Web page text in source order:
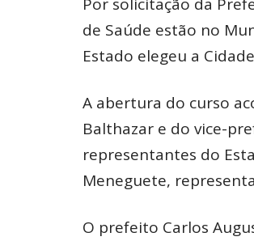
de Saúde estão no
Estado elegeu a
A abertura do curso
Balthazar e do vice-
representantes do
Meneguete,
O prefeito Carlos